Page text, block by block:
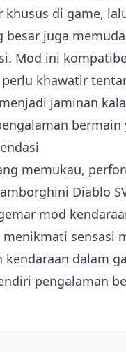
khusus di game,
besar juga
Mod ini
khawatir
jaminan
bermain
memukau,
Diablo
mod
sensasi
dalam
pengalaman